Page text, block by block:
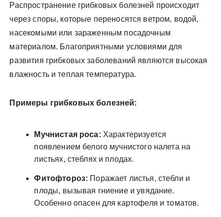
Распространение грибковых болезней происходит
через споры, которые переносятся ветром, водой,
насекомыми или зараженным посадочным
материалом. Благоприятными условиями для
развития грибковых заболеваний являются высокая
влажность и теплая температура.
Примеры грибковых болезней:
Мучнистая роса: Характеризуется
появлением белого мучнистого налета на
листьях, стеблях и плодах.
Фитофтороз: Поражает листья, стебли и
плоды, вызывая гниение и увядание.
Особенно опасен для картофеля и томатов.